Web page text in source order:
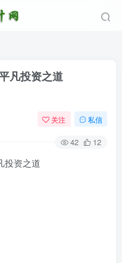
凡投资之道
关注 私信
42 12